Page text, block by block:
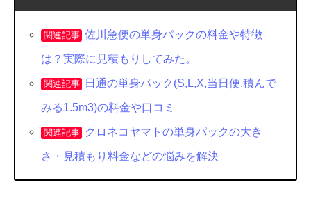
関連記事 佐川急便の単身パックの料金や特徴
は？実際に見積もりしてみた。
関連記事 日通の単身パック(S,L,X,当日便,積んで
みる1.5m3)の料金や口コミ
関連記事 クロネコヤマトの単身パックの大き
さ・見積もり料金などの悩みを解決